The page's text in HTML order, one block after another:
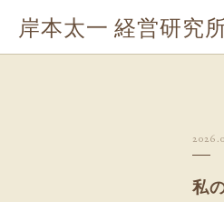
岸本太一 経営研究
私